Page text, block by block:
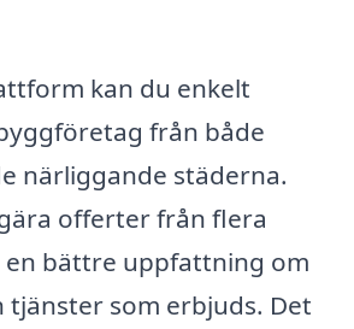
kan du enkelt
från både
närliggande städerna.
offerter från flera
bättre uppfattning om
tjänster som erbjuds. Det